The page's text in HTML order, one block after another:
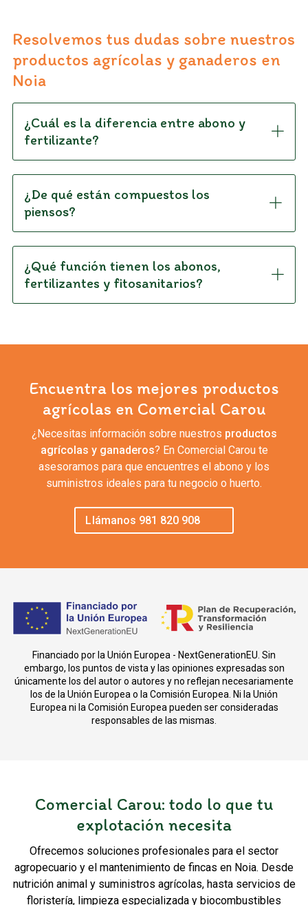
Resolvemos tus dudas sobre nuestros
productos agrícolas y ganaderos en
Noia
¿Cuál es la diferencia entre abono y
fertilizante?
¿De qué están compuestos los
piensos?
¿Qué función tienen los abonos,
fertilizantes y fitosanitarios?
Encuentra los mejores productos
agrícolas en Comercial Carou
¿Necesitas información sobre nuestros productos
agrícolas y ganaderos? En Comercial Carou te
asesoramos para que encuentres el abono y los
suministros ideales para tu negocio o huerto.
Llámanos 981 820 908
Financiado por la Unión Europea - NextGenerationEU. Sin
embargo, los puntos de vista y las opiniones expresadas son
únicamente los del autor o autores y no reflejan necesariamente
los de la Unión Europea o la Comisión Europea. Ni la Unión
Europea ni la Comisión Europea pueden ser consideradas
responsables de las mismas.
Comercial Carou: todo lo que tu
explotación necesita
Ofrecemos soluciones profesionales para el sector
agropecuario y el mantenimiento de fincas en Noia. Desde
nutrición animal y suministros agrícolas, hasta servicios de
floristería, limpieza especializada y biocombustibles